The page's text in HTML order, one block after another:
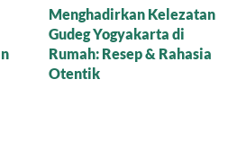
Kilau Karamel Arenga
dalam Sate Sapi Manis:
Rahasia Kelezatan yang
Menggoda Lidah